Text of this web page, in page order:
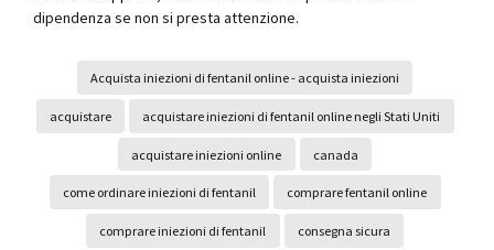
dipendenza se non si presta attenzione.
Acquista iniezioni di fentanil online - acquista iniezioni
acquistare acquistare iniezioni di fentanil online negli Stati Uniti
acquistare iniezioni online canada
come ordinare iniezioni di fentanil comprare fentanil online
comprare iniezioni di fentanil consegna sicura